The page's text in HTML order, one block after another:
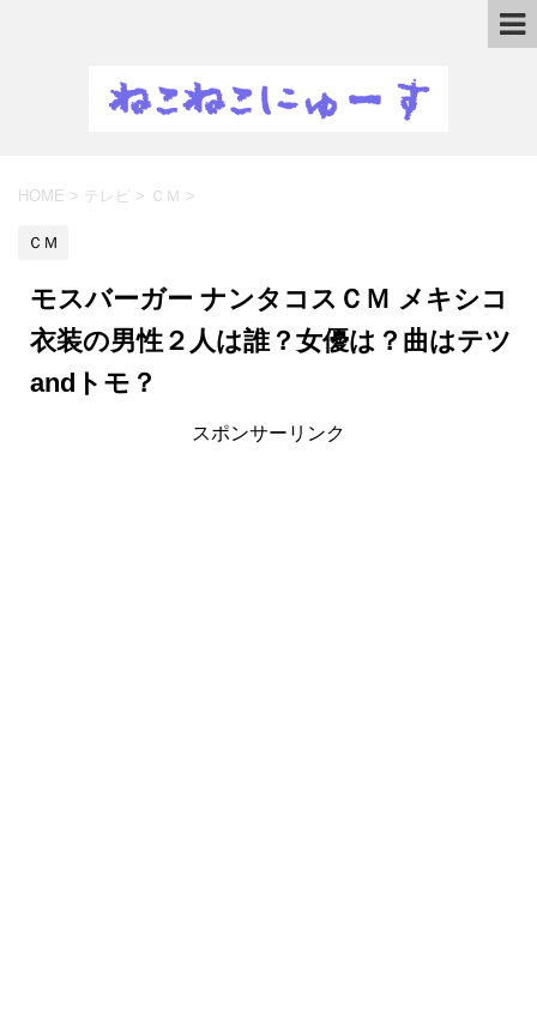
HOME > テレビ > ＣＭ >
ＣＭ
モスバーガー ナンタコスＣＭ メキシコ
衣装の男性２人は誰？女優は？曲はテツ
andトモ？
スポンサーリンク